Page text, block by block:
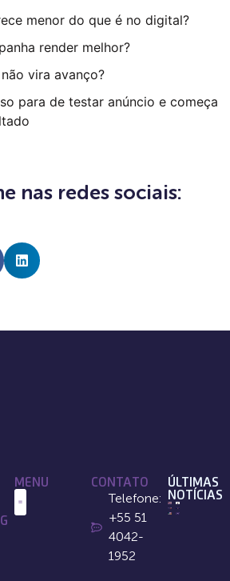
menor do que é no digital?
render melhor?
vira avanço?
para de testar anúncio e começa
nas redes sociais:
MENU
CONTATO
Telefone:
+55 51
4042-
1952
ÚLTIMAS
NOTÍCIAS